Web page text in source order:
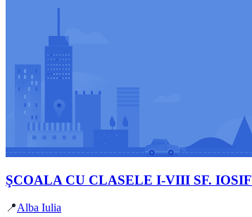
ŞCOALA CU CLASELE I-VIII SF. IOSIF
📍Alba Iulia